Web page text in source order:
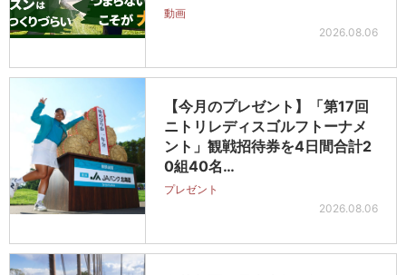
動画
2026.08.06
【今月のプレゼント】「第17回
ニトリレディスゴルフトーナメ
ント」観戦招待券を4日間合計2
0組40名…
プレゼント
2026.08.06